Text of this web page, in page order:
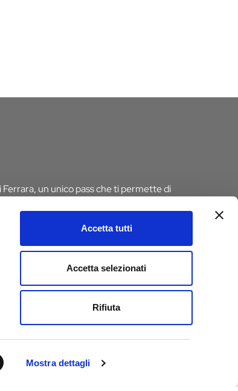
Mostra dettagli
Accetta tutti
Accetta selezionati
Rifiuta
un unico pass che ti permette di
di soggiorno